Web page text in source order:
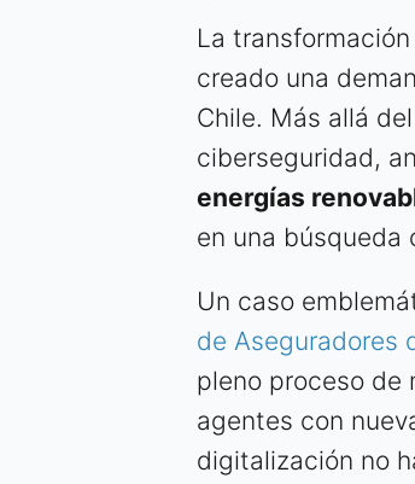
La
creado una
Chile. Más allá
ciberseguridad,
energías
en una búsqueda
Un caso
de Aseguradores
pleno proceso de
agentes con
digitalización no